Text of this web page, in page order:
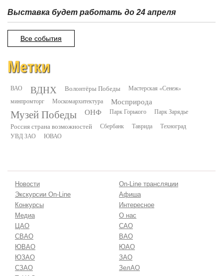
Выставка будет работать до 24 апреля
Все события
Метки
ВАО ВДНХ Волонтёры Победы
Мастерская «Сенеж»
минпромторг
Москомархитектура Мосприрода
Музей Победы ОНФ Парк Горького Парк Зарядье
Россия страна возможностей Сбербанк Таврида
Техноград
УВД ЗАО
ЮВАО
Новости
On-Line трансляции
Экскурсии On-Line
Афиша
Конкурсы
Интересное
Медиа
О нас
ЦАО
САО
СВАО
ВАО
ЮВАО
ЮАО
ЮЗАО
ЗАО
СЗАО
ЗелАО